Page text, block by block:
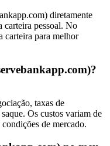
diretamente
carteira pessoal. No
carteira para melhor
taxas de
Os custos variam de
de mercado.